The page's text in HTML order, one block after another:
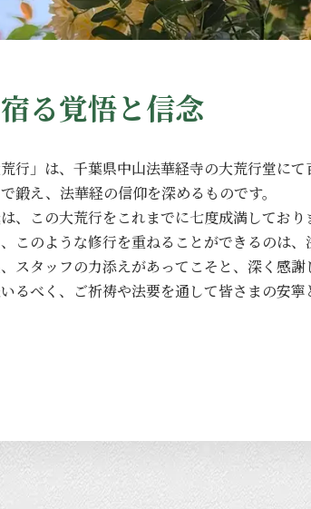
る覚悟と信念
荒行」は、 千葉県中山法華経寺の大荒行堂にて
鍛え、 法華経の信仰を深める ものです。
、 この大荒行をこれまでに七度成満しており
このような修行を重ねる ことができるのは、
スタッフの力添えがあってこそと、 深く 感謝
るべく、 ご祈祷や法要を通して皆さまの安寧